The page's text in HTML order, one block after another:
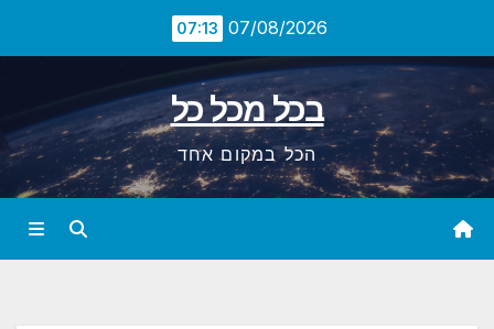
content
07/08/2026
07:13
בכל מכל כל
הכל במקום אחד